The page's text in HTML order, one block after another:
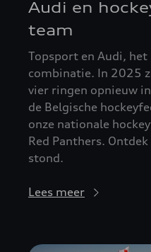
Audi en
team
Topsport en Audi,
combinatie. In 2025
vier ringen opnieuw
de Belgische
onze nationale
Red Panthers.
stond.
Lees meer